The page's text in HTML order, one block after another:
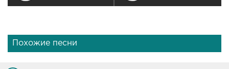
Похожие песни